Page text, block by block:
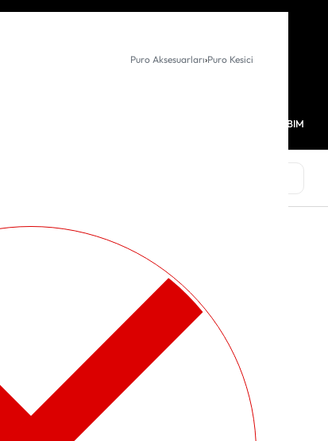
HESABIM
Puro Aksesuarları›Puro Kesici